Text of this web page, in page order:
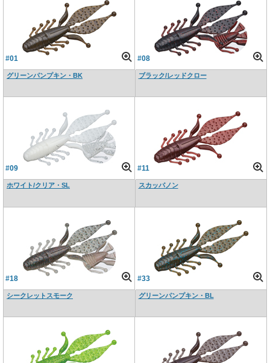
#01
グリーンパンプキン・BK
#08
ブラック/レッドクロー
#09
ホワイト/クリア・SL
#11
スカッパノン
#18
シークレットスモーク
#33
グリーンパンプキン・BL